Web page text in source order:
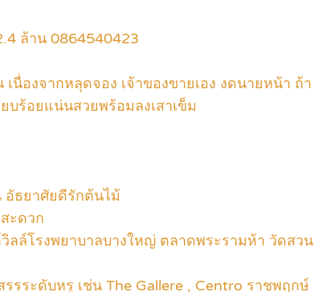
ล้าน 0864540423
นื่องจากหลุดจอง เจ้าของขายเอง งดนายหน้า ถ้า
ร้อยแน่นสวยพร้อมลงเสาเข็ม
ธยาศัยดีรักต้นไม้
ะดวก
ลล์โรงพยาบาลบางใหญ่ ตลาดพระรามห้า วัดสวน
รระดับหรู เช่น The Gallere , Centro ราชพฤกษ์